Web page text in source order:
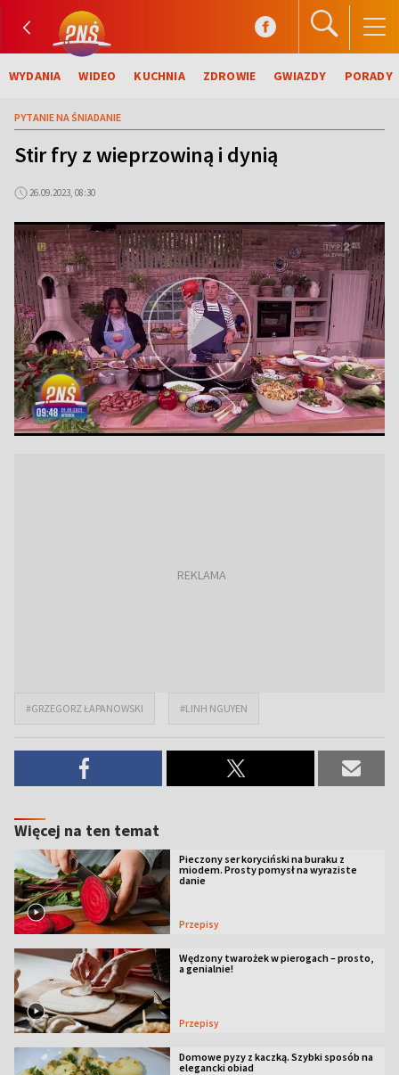
WYDANIA WIDEO KUCHNIA ZDROWIE GWIAZDY PORADY
PYTANIE NA ŚNIADANIE
Stir fry z wieprzowiną i dynią
26.09.2023, 08:30
#GRZEGORZ ŁAPANOWSKI #LINH NGUYEN
Więcej na ten temat
Pieczony ser koryciński na buraku z
miodem. Prosty pomysł na wyraziste
danie
Przepisy
Wędzony twarożek w pierogach – prosto,
a genialnie!
Przepisy
Domowe pyzy z kaczką. Szybki sposób na
elegancki obiad